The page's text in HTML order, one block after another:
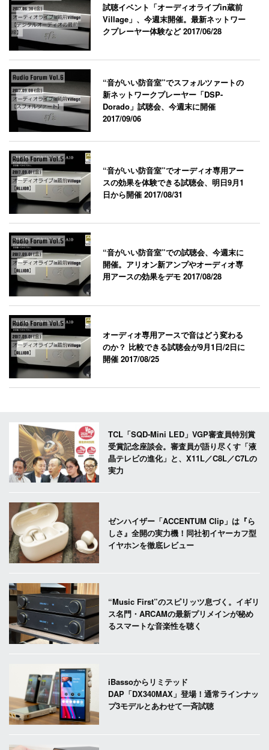
試聴イベント「オーディオライブin蔵前
Village」、今週末開催。最新ネットワー
クプレーヤー体験など2017/06/28
“音がいい防音室”でスフォルツァートの
新ネットワークプレーヤー「DSP-
Dorado」試聴会、今週末に開催
2017/09/06
“音がいい防音室”でオーディオ専用アー
スの効果を体験できる試聴会、明日9月1
日から開催2017/08/31
“音がいい防音室”での試聴会、今週末に
開催。アリオン新アンプやオーディオ専
用アースの効果をデモ2017/08/28
オーディオ専用アースで音はどう変わる
のか？ 比較できる試聴会が9月1日/2日に
開催2017/08/25
TCL「SQD-Mini LED」VGP審査員特別賞
受賞記念座談会。審査員が語り尽くす「液
晶テレビの進化」と、X11L／C8L／C7Lの
実力
ゼンハイザー「ACCENTUM Clip」は『ら
しさ』全開の実力機！同社初イヤーカフ型
イヤホンを徹底レビュー
“Music First”のスピリッツ息づく。イギリ
ス名門・ARCAMの最新プリメインが秘め
るスマートな音楽性を聴く
iBassoからリミテッド
DAP「DX340MAX」登場！通常ラインナッ
プ3モデルとあわせて一斉試聴